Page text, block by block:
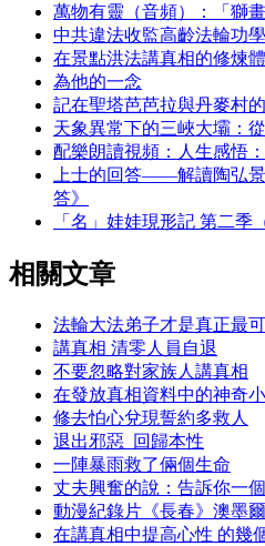
萬物有靈（音頻）：「獅
中共違法收監高齡法輪功
在景點洪法講真相的修煉
為他的一念
記在聖塔芭芭拉與丹麥村
天象異常下的三峽大壩：
配樂朗讀視頻：人生感悟
上士的回答——解讀陶弘
答》
「名」娃娃現形記 第二季
相關文章
法輪大法弟子才是真正最
講真相 清零人員自退
不要忽略對家族人講真相
在發放真相資料中的神奇
修去怕心兌現誓約多救人
退出邪惡 回歸本性
一陣暴雨救了倆個生命
丈夫興奮的說：告訴你一
動漫紀錄片《長春》澳墨
在講真相中提高心性 的幾